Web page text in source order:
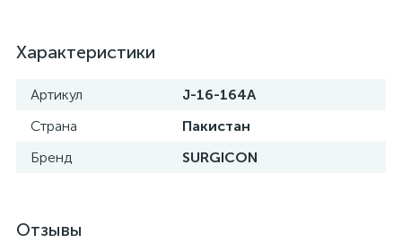
Характеристики
Артикул
J-16-164A
Страна
Пакистан
Бренд
SURGICON
Отзывы